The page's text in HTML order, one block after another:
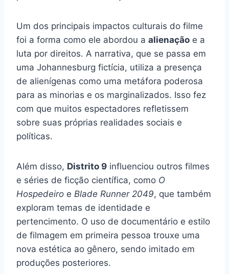
Um dos principais impactos culturais do filme
foi a forma como ele abordou a alienação e a
luta por direitos. A narrativa, que se passa em
uma Johannesburg fictícia, utiliza a presença
de alienígenas como uma metáfora poderosa
para as minorias e os marginalizados. Isso fez
com que muitos espectadores refletissem
sobre suas próprias realidades sociais e
políticas.
Além disso, Distrito 9 influenciou outros filmes
e séries de ficção científica, como O
Hospedeiro e Blade Runner 2049, que também
exploram temas de identidade e
pertencimento. O uso de documentário e estilo
de filmagem em primeira pessoa trouxe uma
nova estética ao gênero, sendo imitado em
produções posteriores.